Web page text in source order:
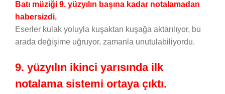
Batı müziği 9. yüzyılın başına kadar notalamadan
habersizdi.
Eserler kulak yoluyla kuşaktan kuşağa aktarılıyor, bu
arada değişime uğruyor, zamanla unutulabiliyordu.
9. yüzyılın ikinci yarısında ilk
notalama sistemi ortaya çıktı.